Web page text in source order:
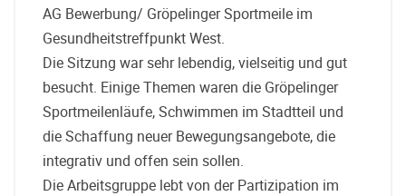
AG Bewerbung/ Gröpelinger Sportmeile im
Gesundheitstreffpunkt West.
Die Sitzung war sehr lebendig, vielseitig und gut
besucht. Einige Themen waren die Gröpelinger
Sportmeilenläufe, Schwimmen im Stadtteil und
die Schaffung neuer Bewegungsangebote, die
integrativ und offen sein sollen.
Die Arbeitsgruppe lebt von der Partizipation im